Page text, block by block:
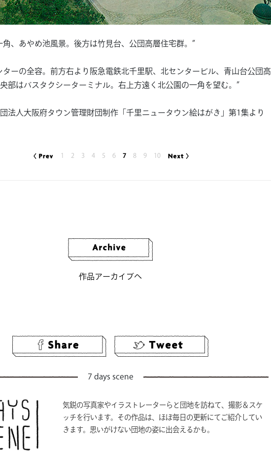
角、あやめ池風景。後方は竹見台、公団高層住宅群。”
ターの全容。前方右より阪急電鉄北千里駅、北センタービル、青山台公団高
部はバスタクシーターミナル。右上方遠く北公園の一角を望む。”
法人大阪府タウン管理財団制作「千里ニュータウン絵はがき」第1集より
1 2 3 4 5 6 7 8 9 10
作品アーカイブへ
7 days scene
気鋭の写真家やイラストレーターらと団地を訪ねて、撮影＆スケ
ッチを行います。その作品は、ほぼ毎日の更新にてご紹介してい
きます。思いがけない団地の姿に出会えるかも。